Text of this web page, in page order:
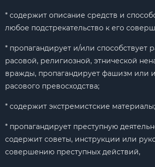
* содержит описание средств и
любое подстрекательство к его
* пропагандирует и/или способствует
расовой, религиозной, этнической
вражды, пропагандирует фашизм или
расового превосходства;
* содержит экстремистские материалы;
* пропагандирует преступную
содержит советы, инструкции или
совершению преступных действий,